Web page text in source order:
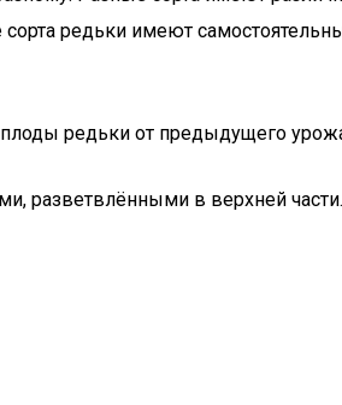
редьки имеют
редьки от предыдущего
разветвлёнными в верхней